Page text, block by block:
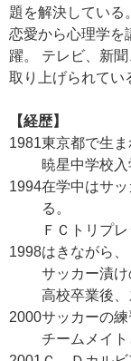
題を解決している
恋愛から心理学を
躍。 テレビ、新
取り上げられてい
【経歴】
1981東京都で生ま
1994
暁星中学校
在学中はサ
る。
1998
ＦＣトリプ
はきながら、
サッカー漬け
2000
高校卒業後
サッカーの練
チームメイ